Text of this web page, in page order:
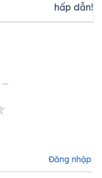
hấp dẫn!
Đăng nhập